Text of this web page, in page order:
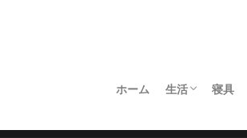
ホーム 生活 寝具